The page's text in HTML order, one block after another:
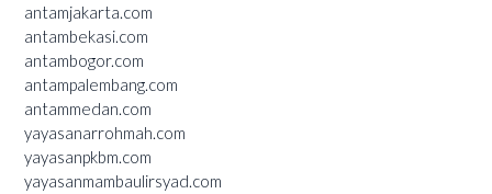
antamjakarta.com
antambekasi.com
antambogor.com
antampalembang.com
antammedan.com
yayasanarrohmah.com
yayasanpkbm.com
yayasanmambaulirsyad.com